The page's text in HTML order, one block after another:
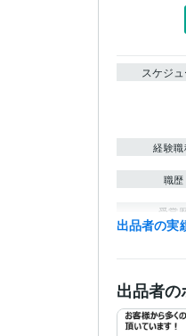
スケジ
経験職
職歴
受賞
プログラミ
語・フレー
出品者の実
出品者